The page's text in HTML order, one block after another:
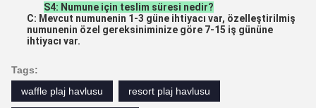
S4: Numune için teslim süresi nedir?
C: Mevcut numunenin 1-3 güne ihtiyacı var, özelleştirilmiş
numunenin özel gereksiniminize göre 7-15 iş gününe
ihtiyacı var.
Tags:
waffle plaj havlusu
resort plaj havlusu